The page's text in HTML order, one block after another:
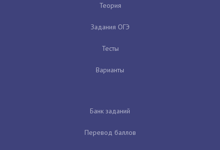
Теория
Задания ОГЭ
Тесты
Варианты
Банк заданий
Перевод баллов